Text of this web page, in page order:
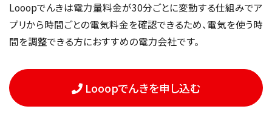
Looopでんきは電力量料金が30分ごとに変動する仕組みでア
プリから時間ごとの電気料金を確認できるため、電気を使う時
間を調整できる方におすすめの電力会社です。
Looopでんきを申し込む